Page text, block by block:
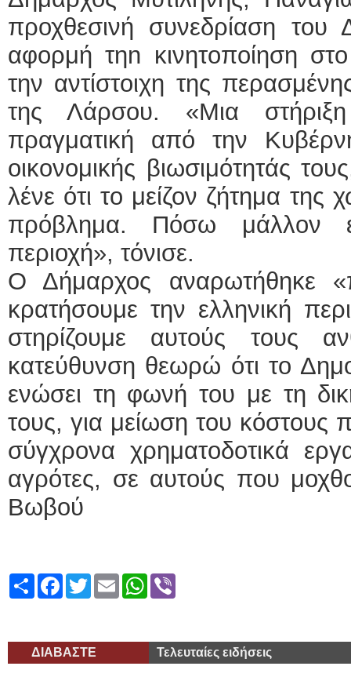
προχθεσινή συνεδρίαση του
αφορμή τηn κινητοποίηση
την αντίστοιχη της
της Λάρσου. «Μια
πραγματική από την
οικονομικής βιωσιμότητάς
λένε ότι το μείζον ζήτημα της
πρόβλημα. Πόσω μάλλον
περιοχή», τόνισε.
Ο Δήμαρχος αναρωτήθηκε
κρατήσουμε την ελληνική
στηρίζουμε αυτούς τους
κατεύθυνση θεωρώ ότι το
ενώσει τη φωνή του με τη
τους, για μείωση του κόστους
σύγχρονα χρηματοδοτικά
αγρότες, σε αυτούς που
Βωβού
ShareFacebook
TwitterEmailWhatsApp
ΔΙΑΒΑΣΤΕ Τελευταίες ειδήσεις